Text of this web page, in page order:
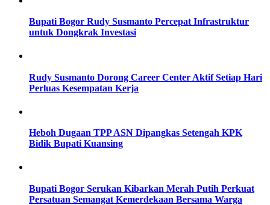
Bupati Bogor Rudy Susmanto Percepat Infrastruktur
untuk Dongkrak Investasi
Rudy Susmanto Dorong Career Center Aktif Setiap Hari
Perluas Kesempatan Kerja
Heboh Dugaan TPP ASN Dipangkas Setengah KPK
Bidik Bupati Kuansing
Bupati Bogor Serukan Kibarkan Merah Putih Perkuat
Persatuan Semangat Kemerdekaan Bersama Warga